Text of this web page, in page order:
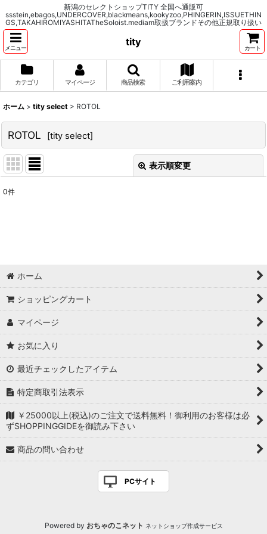
新潟のセレクトショップTITY 全国へ通販可
ssstein,ebagos,UNDERCOVER,blackmeans,kookyzoo,PHINGERIN,ISSUETHIN
GS,TAKAHIROMIYASHITATheSoloist.mediam取扱ブランドその他正規取り扱い
メニュー
tity
カート
カテゴリ マイページ 商品検索 ご利用案内
ホーム > tity select > ROTOL
ROTOL [tity select]
表示順変更
0件
ホーム
ショッピングカート
マイページ
お気に入り
最近チェックしたアイテム
特定商取引法表示
￥25000以上(税込)のご注文で送料無料！御利用のお客様は必
ずSHOPPINGGIDEを御読み下さい
商品の問い合わせ
PCサイト
Powered by おちゃのこネット ネットショップ作成サービス